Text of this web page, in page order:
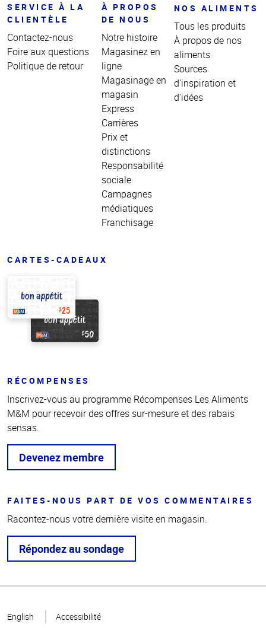
SERVICE À LA
CLIENTÈLE
Contactez-nous
Foire aux questions
Politique de retour
À PROPOS
DE NOUS
Notre histoire
Magasinez en
ligne
Magasinage en
magasin
Express
Carrières
Prix et
distinctions
Responsabilité
sociale
Campagnes
médiatiques
Franchisage
NOS ALIMENTS
Tous les produits
À propos de nos
aliments
Sources
d'inspiration et
d'idées
CARTES-CADEAUX
RÉCOMPENSES
Inscrivez-vous au programme Récompenses Les Aliments
M&M pour recevoir des offres sur-mesure et des rabais
sensas.
Devenez membre
FAITES-NOUS PART DE VOS COMMENTAIRES
Racontez-nous votre dernière visite en magasin.
Répondez au sondage
page
English Accessibilité